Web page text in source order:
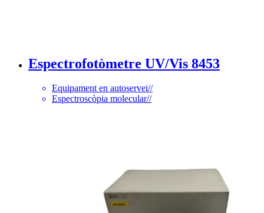
Espectrofotòmetre UV/Vis 8453
Equipament en autoservei//
Espectroscòpia molecular//